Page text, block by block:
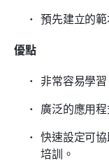
預先建立的
優點
非常容易學
廣泛的應用
快速設定可
培訓。